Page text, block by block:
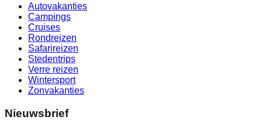
Autovakanties
Campings
Cruises
Rondreizen
Safarireizen
Stedentrips
Verre reizen
Wintersport
Zonvakanties
Nieuwsbrief